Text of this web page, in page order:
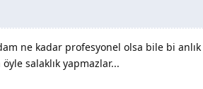
ne kadar profesyonel olsa bile bi
salaklık yapmazlar...